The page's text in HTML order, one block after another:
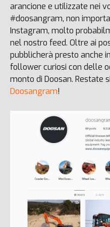
arancione e utilizzate nei
#doosangram, non
Instagram, molto
nel nostro feed. Oltre ai
pubblicherà presto anche
follower curiosi con delle
monto di Doosan. Restate
Doosangram!